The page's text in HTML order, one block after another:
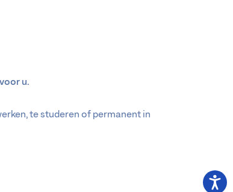
u.
te studeren of permanent in